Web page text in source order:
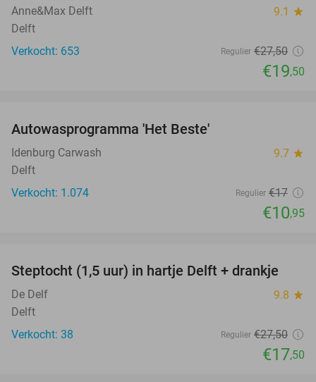
Anne&Max Delft 9.1 star
Delft
Verkocht: 653
Regulier €27,50
€19,50
Autowasprogramma 'Het Beste'
Idenburg Carwash 9.7 star
Delft
Verkocht: 1.074
Regulier €17
€10,95
36%
Steptocht (1,5 uur) in hartje Delft + drankje
De Delf 9.8 star
Delft
Verkocht: 38
Regulier €27,50
€17,50